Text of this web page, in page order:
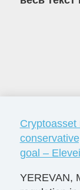
Cryptoasset
goal –
YEREVAN,